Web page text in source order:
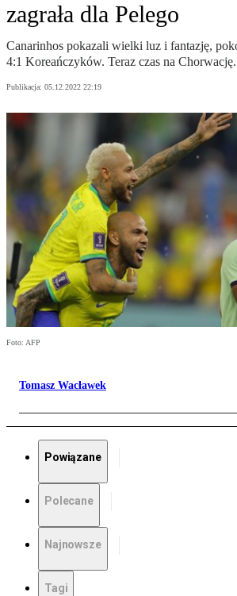
zagrała dla Pelego
Canarinhos pokazali wielki luz i fantazję,
4:1 Koreańczyków. Teraz czas na Chorwację.
Publikacja: 05.12.2022 22:19
Foto: AFP
Tomasz Wacławek
Powiązane
Polecane
Najnowsze
Tagi